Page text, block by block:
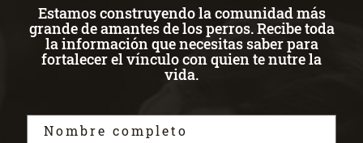
Estamos construyendo la comunidad más
grande de amantes de los perros. Recibe toda
la información que necesitas saber para
fortalecer el vínculo con quien te nutre la
vida.